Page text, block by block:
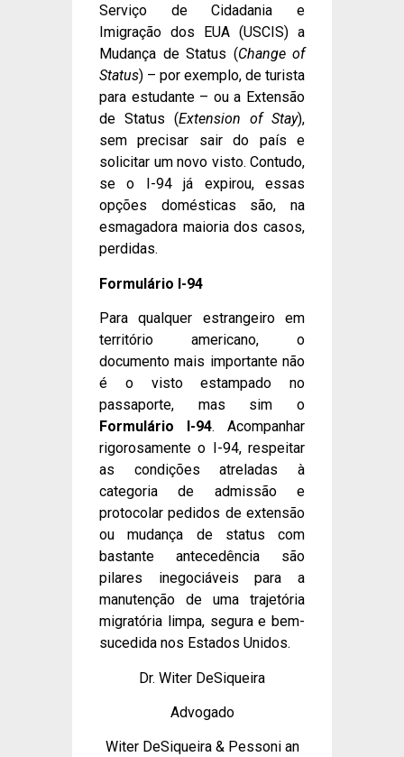
Serviço de Cidadania e
Imigração dos EUA (USCIS) a
Mudança de Status (Change of
Status) – por exemplo, de turista
para estudante – ou a Extensão
de Status (Extension of Stay),
sem precisar sair do país e
solicitar um novo visto. Contudo,
se o I-94 já expirou, essas
opções domésticas são, na
esmagadora maioria dos casos,
perdidas.
Formulário I-94
Para qualquer estrangeiro em
território americano, o
documento mais importante não
é o visto estampado no
passaporte, mas sim o
Formulário I-94. Acompanhar
rigorosamente o I-94, respeitar
as condições atreladas à
categoria de admissão e
protocolar pedidos de extensão
ou mudança de status com
bastante antecedência são
pilares inegociáveis para a
manutenção de uma trajetória
migratória limpa, segura e bem-
sucedida nos Estados Unidos.
Dr. Witer DeSiqueira
Advogado
Witer DeSiqueira & Pessoni an